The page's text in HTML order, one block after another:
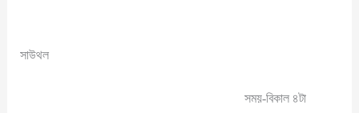
সাউথল
সময়-বিকাল ৪টা